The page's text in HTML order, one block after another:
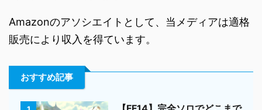
Amazonのアソシエイトとして、当メディアは適格
販売により収入を得ています。
おすすめ記事